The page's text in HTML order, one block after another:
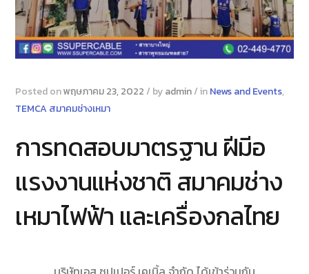
Posted onพฤษภาคม 23, 2022 / byadmin/ inNews and Events,
TEMCA สมาคมช่างเหมา
การทดสอบมาตรฐาน ฝีมีอ
แรงงานแห่งชาติ สมาคมช่าง
เหมาไฟฟ้า และเครื่องกลไทย